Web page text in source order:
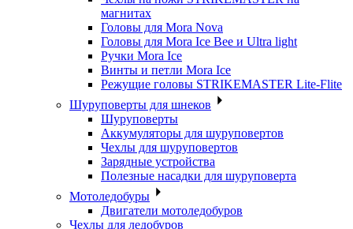
магнитах
Головы для Mora Nova
Головы для Mora Ice Bee и Ultra light
Ручки Mora Ice
Винты и петли Mora Ice
Режущие головы STRIKEMASTER Lite-Flite
Шуруповерты для шнеков
Шуруповерты
Аккумуляторы для шуруповертов
Чехлы для шуруповертов
Зарядные устройства
Полезные насадки для шуруповерта
Мотоледобуры
Двигатели мотоледобуров
Чехлы для ледобуров